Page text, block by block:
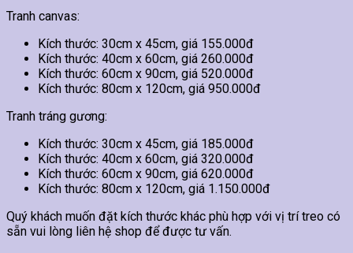
Tranh canvas:
Kích thước: 30cm x 45cm, giá 155.000đ
Kích thước: 40cm x 60cm, giá 260.000đ
Kích thước: 60cm x 90cm, giá 520.000đ
Kích thước: 80cm x 120cm, giá 950.000đ
Tranh tráng gương:
Kích thước: 30cm x 45cm, giá 185.000đ
Kích thước: 40cm x 60cm, giá 320.000đ
Kích thước: 60cm x 90cm, giá 620.000đ
Kích thước: 80cm x 120cm, giá 1.150.000đ
Quý khách muốn đặt kích thước khác phù hợp với vị trí treo có
sẵn vui lòng liên hệ shop để được tư vấn.